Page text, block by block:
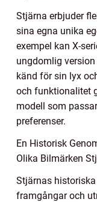
Stjärna erbjuder
sina egna unika
exempel kan X-
ungdomlig
känd för sin lyx
och funktionalitet
modell som
preferenser.
En Historisk
Olika Bilmärken
Stjärnas
framgångar och